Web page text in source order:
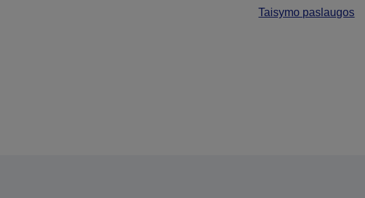
Taisymo paslaugos